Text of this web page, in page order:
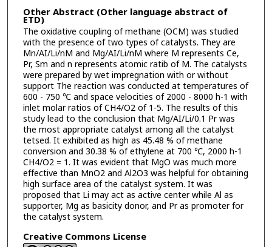
Other Abstract (Other language abstract of
ETD)
The oxidative coupling of methane (OCM) was studied
with the presence of two types of catalysts. They are
Mn/AI/Li/nM and Mg/AI/Li/nM where M represents Ce,
Pr, Sm and n represents atomic ratib of M. The catalysts
were prepared by wet impregnation with or without
support The reaction was conducted at temperatures of
600 - 750 ℃ and space velocities of 2000 - 8000 h-1 with
inlet molar ratios of CH4/O2 of 1-5. The results of this
study lead to the conclusion that Mg/AI/Li/0.1 Pr was
the most appropriate catalyst among all the catalyst
tetsed. It exhibited as high as 45.48 % of methane
conversion and 30.38 % of ethylene at 700 ℃, 2000 h-1
CH4/O2 = 1. It was evident that MgO was much more
effective than MnO2 and Al2O3 was helpful for obtaining
high surface area of the catalyst system. It was
proposed that Li may act as active center while Al as
supporter, Mg as basicity donor, and Pr as promoter for
the catalyst system.
Creative Commons License